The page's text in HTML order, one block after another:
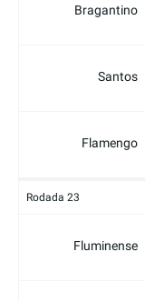
Bragantino
Santos
Flamengo
Rodada 23
Fluminense